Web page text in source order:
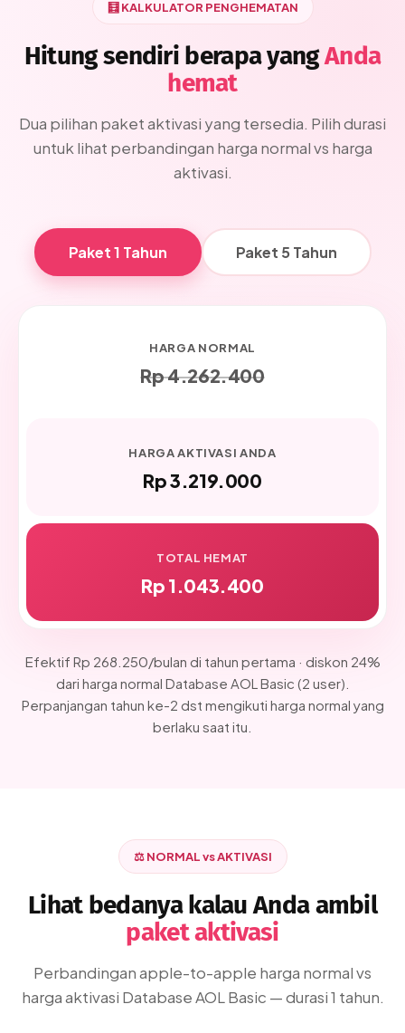
🧮 KALKULATOR PENGHEMATAN
Hitung sendiri berapa yangAnda
hemat
Dua pilihan paket aktivasi yang tersedia. Pilih durasi
untuk lihat perbandingan harga normal vs harga
aktivasi.
Paket 1 Tahun Paket 5 Tahun
HARGA NORMAL
Rp 4.262.400
HARGA AKTIVASI ANDA
Rp 3.219.000
TOTAL HEMAT
Rp 1.043.400
Efektif Rp 268.250/bulan di tahun pertama · diskon 24%
dari harga normal Database AOL Basic (2 user).
Perpanjangan tahun ke-2 dst mengikuti harga normal yang
berlaku saat itu.
⚖️ NORMAL vs AKTIVASI
Lihat bedanya kalau Anda ambil
paket aktivasi
Perbandingan apple-to-apple harga normal vs
harga aktivasi Database AOL Basic — durasi 1 tahun.